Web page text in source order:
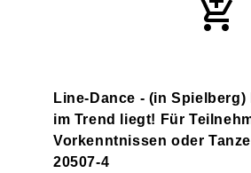
Line-Dance - (in
im Trend liegt! Für
Vorkenntnissen oder
20507-4